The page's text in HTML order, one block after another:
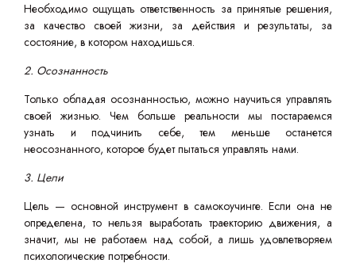
Необходимо ощущать ответственность за принятые решения,
за качество своей жизни, за действия и результаты, за
состояние, в котором находишься.
2. Осознанность
Только обладая осознанностью, можно научиться управлять
своей жизнью. Чем больше реальности мы постараемся
узнать и подчинить себе, тем меньше останется
неосознанного, которое будет пытаться управлять нами.
3. Цели
Цель — основной инструмент в самокоучинге. Если она не
определена, то нельзя выработать траекторию движения, а
значит, мы не работаем над собой, а лишь удовлетворяем
психологические потребности.